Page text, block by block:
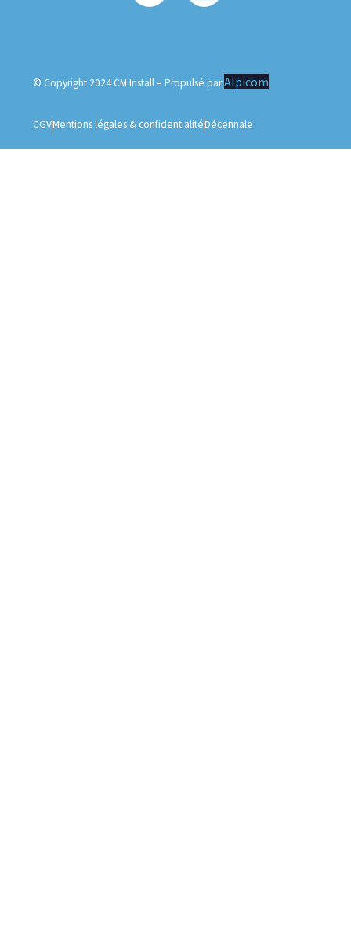
© Copyright 2024 CM Install – Propulsé parAlpicom
CGVMentions légales & confidentialitéDécennale